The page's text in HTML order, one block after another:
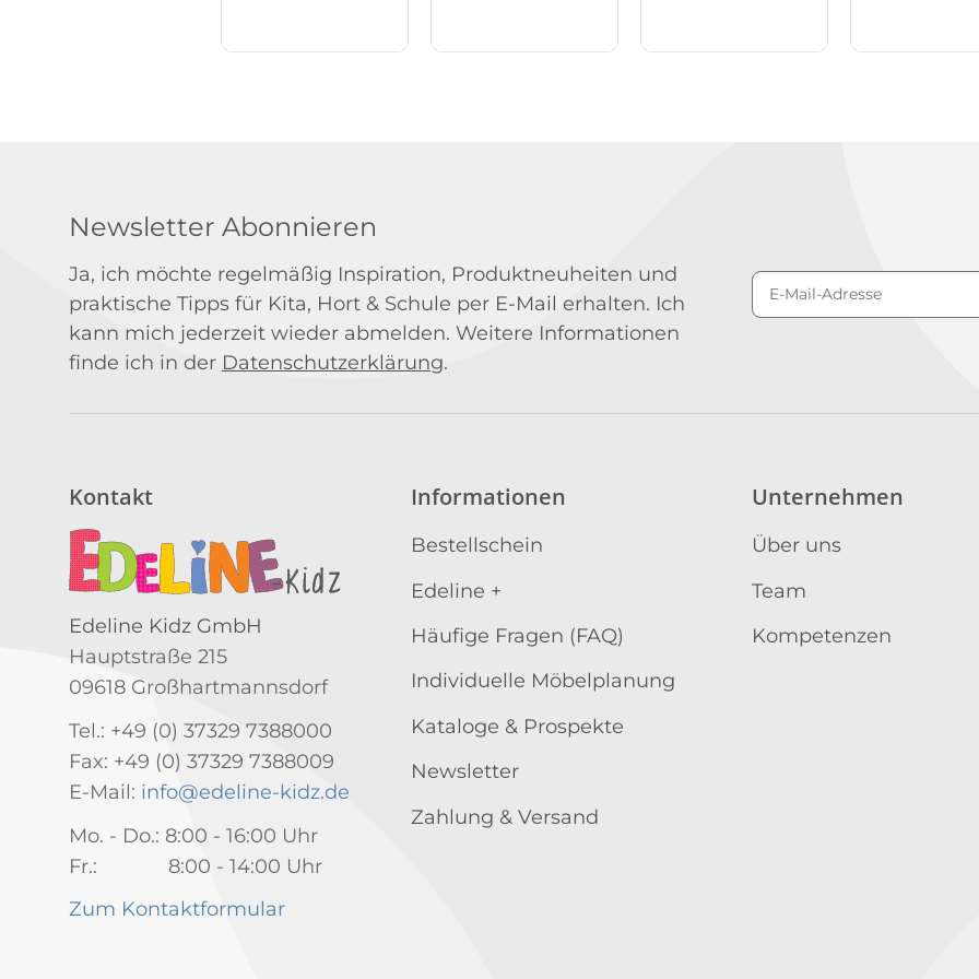
Newsletter Abonnieren
Ja, ich möchte regelmäßig Inspiration, Produktneuheiten und
praktische Tipps für Kita, Hort & Schule per E-Mail erhalten. Ich
kann mich jederzeit wieder abmelden. Weitere Informationen
finde ich in der Datenschutzerklärung.
Kontakt
Edeline Kidz GmbH
Hauptstraße 215
09618 Großhartmannsdorf
Tel.: +49 (0) 37329 7388000
Fax: +49 (0) 37329 7388009
E-Mail: info@edeline-kidz.de
Mo. - Do.: 8:00 - 16:00 Uhr
Fr.: 8:00 - 14:00 Uhr
Zum Kontaktformular
Informationen
Bestellschein
Edeline +
Häufige Fragen (FAQ)
Individuelle Möbelplanung
Kataloge & Prospekte
Newsletter
Zahlung & Versand
Unternehmen
Über uns
Team
Kompetenzen